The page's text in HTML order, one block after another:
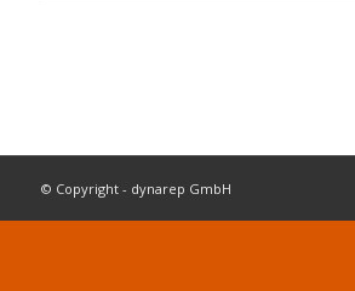
© Copyright - dynarep GmbH